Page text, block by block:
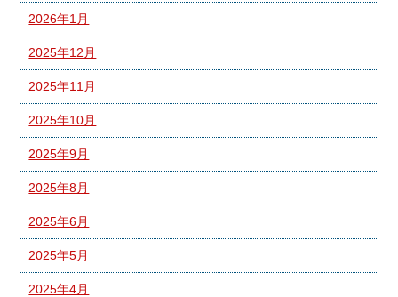
2026年1月
2025年12月
2025年11月
2025年10月
2025年9月
2025年8月
2025年6月
2025年5月
2025年4月